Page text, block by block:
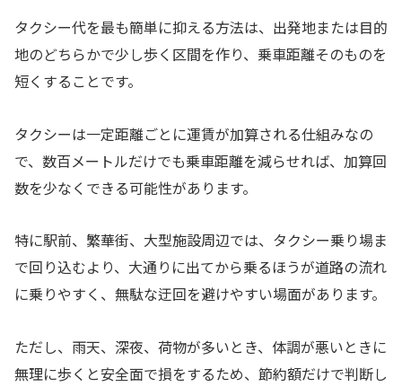
タクシー代を最も簡単に抑える方法は、出発地または目的
地のどちらかで少し歩く区間を作り、乗車距離そのものを
短くすることです。
タクシーは一定距離ごとに運賃が加算される仕組みなの
で、数百メートルだけでも乗車距離を減らせれば、加算回
数を少なくできる可能性があります。
特に駅前、繁華街、大型施設周辺では、タクシー乗り場ま
で回り込むより、大通りに出てから乗るほうが道路の流れ
に乗りやすく、無駄な迂回を避けやすい場面があります。
ただし、雨天、深夜、荷物が多いとき、体調が悪いときに
無理に歩くと安全面で損をするため、節約額だけで判断し